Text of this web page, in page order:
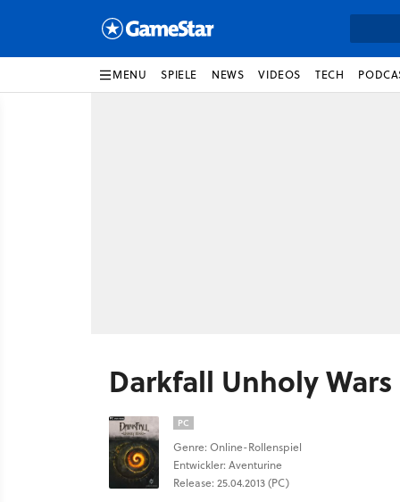
MENU SPIELE NEWS VIDEOS TECH
Darkfall Unholy Wars
PC
Genre: Online-Rollenspiel
Entwickler: Aventurine
Release: 25.04.2013 (PC)